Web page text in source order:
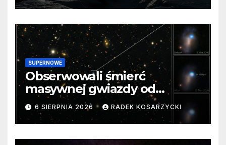
SUPERNOWE
Obserwowali śmierć
masywnej gwiazdy od
samego początku. Niezwykle
cenne dane
6 SIERPNIA 2026 RADEK KOSARZYCKI